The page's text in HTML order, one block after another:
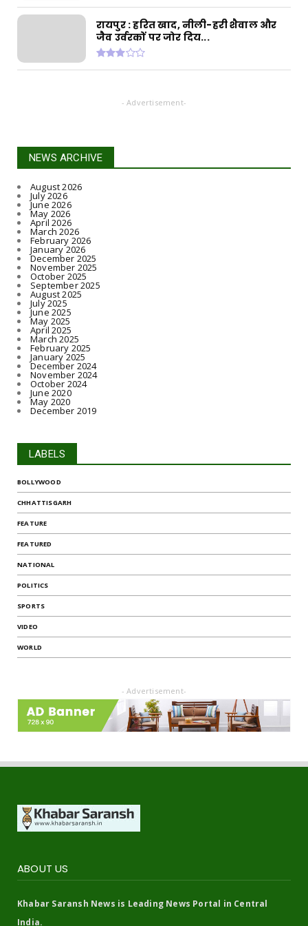
CHHATTISGARH
रायपुर : जल जीवन मिशन से बदली जारामोंगिया की
तस्वीर
रायपुर : आत्मसमर्पित 66 नक्सलियों को 6.60 करोड़
रायपुर : हरित खाद, नीली-हरी शैवाल और
जैव उर्वरकों पर जोर दिय...
- Advertisement-
NEWS ARCHIVE
August 2026
July 2026
June 2026
May 2026
April 2026
March 2026
February 2026
January 2026
December 2025
November 2025
October 2025
September 2025
August 2025
July 2025
June 2025
May 2025
April 2025
March 2025
February 2025
January 2025
December 2024
November 2024
October 2024
June 2020
May 2020
December 2019
LABELS
BOLLYWOOD
CHHATTISGARH
FEATURE
FEATURED
NATIONAL
POLITICS
SPORTS
VIDEO
WORLD
- Advertisement-
ABOUT US
Khabar Saransh News is Leading News Portal in Central
India.